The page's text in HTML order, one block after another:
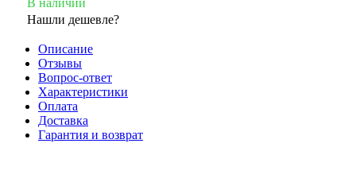
Нашли дешевле?
Описание
Отзывы
Вопрос-ответ
Характеристики
Оплата
Доставка
Гарантия и возврат